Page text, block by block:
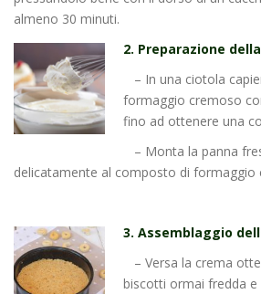
almeno 30 minuti.
2. Preparazione
– In una ciotola
formaggio cremoso
fino ad ottenere una
– Monta la panna
delicatamente al composto di formaggio
3. Assemblaggio
– Versa la crema
biscotti ormai fredda e